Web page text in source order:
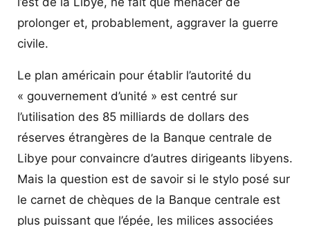
prolonger et, probablement, aggraver la guerre
civile.
Le plan américain pour établir l’autorité du
« gouvernement d’unité » est centré sur
l’utilisation des 85 milliards de dollars des
réserves étrangères de la Banque centrale de
Libye pour convaincre d’autres dirigeants libyens.
Mais la question est de savoir si le stylo posé sur
le carnet de chèques de la Banque centrale est
plus puissant que l’épée, les milices associées